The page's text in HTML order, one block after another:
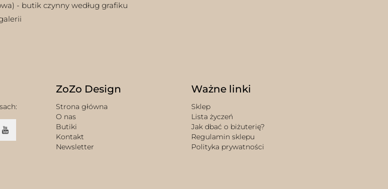
- butik czynny według grafiku
ZoZo Design
Strona główna
O nas
Butiki
Kontakt
Newsletter
Ważne linki
Sklep
Lista życzeń
Jak dbać o biżuterię?
Regulamin sklepu
Polityka prywatności